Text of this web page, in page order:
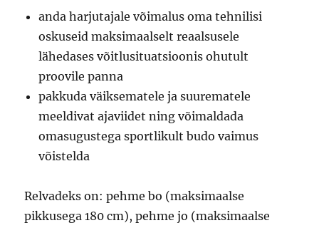
anda harjutajale võimalus oma tehnilisi
oskuseid maksimaalselt reaalsusele
lähedases võitlusituatsioonis ohutult
proovile panna
pakkuda väiksematele ja suurematele
meeldivat ajaviidet ning võimaldada
omasugustega sportlikult budo vaimus
võistelda
Relvadeks on: pehme bo (maksimaalse
pikkusega 180 cm), pehme jo (maksimaalse